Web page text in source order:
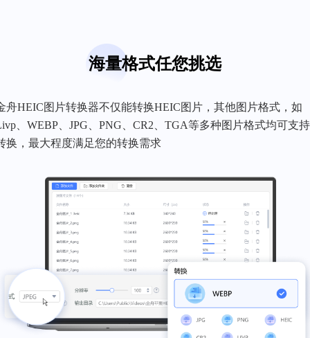
海量格式任您挑选
舟HEIC图片转换器不仅能转换HEIC图片，其他图片格式，如
、WEBP、JPG、PNG、CR2、TGA等多种图片格式均可支持
换，最大程度满足您的转换需求